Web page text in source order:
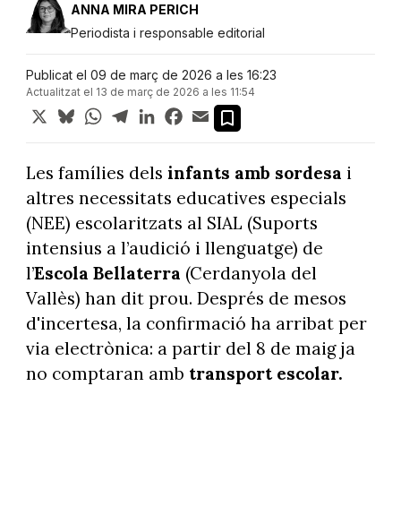
ANNA MIRA PERICH
Periodista i responsable editorial
Publicat el 09 de març de 2026 a les 16:23
Actualitzat el 13 de març de 2026 a les 11:54
X BlueskyWhatsApp
TelegramLinkedInFacebook
Email
Les famílies dels infants amb sordesa i
altres necessitats educatives especials
(NEE) escolaritzats al SIAL (Suports
intensius a l’audició i llenguatge) de
l’Escola Bellaterra (Cerdanyola del
Vallès) han dit prou. Després de mesos
d'incertesa, la confirmació ha arribat per
via electrònica: a partir del 8 de maig ja
no comptaran amb transport escolar.